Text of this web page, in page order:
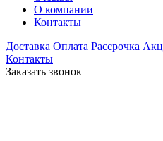
О компании
Контакты
Доставка Оплата Рассрочка
Контакты
Заказать звонок